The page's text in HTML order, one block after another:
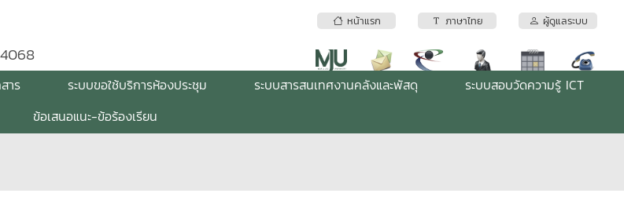
หน้าแรก ภาษาไทย ผู้ดูแลระบบ
าร ระบบขอใช้บริการห้องประชุม ระบบสารสนเทศงานคลังและพัสดุ
ระบบสอบวัดความรู้ ICT
ข้อเสนอแนะ-ข้อร้องเรียน